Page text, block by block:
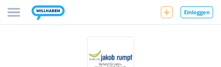
Einloggen